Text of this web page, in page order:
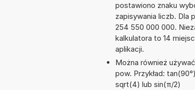
postawiono znaku
zapisywania liczb. Dla
254 550 000 000.
kalkulatora to 14
aplikacji.
Można również
pow. Przykład:
sqrt(4) lub sin(π/2)